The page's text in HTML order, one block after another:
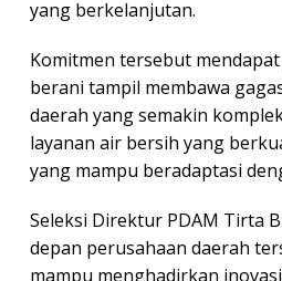
yang berkelanjutan.
Komitmen tersebut
berani tampil membawa
daerah yang semakin
layanan air bersih yang
yang mampu beradaptasi
Seleksi Direktur PDAM Tirta
depan perusahaan daerah
mampu menghadirkan